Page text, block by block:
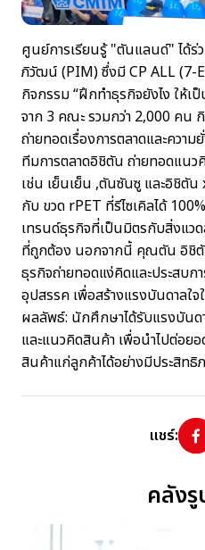
ศูนย์การเรียนรู้ "ตันแลนด์" ได้
ภิวัฒน์ (PIM) ซึ่งมี CP ALL
กิจกรรม “ฝึกทำธุรกิจยังไง ให้เ
จาก 3 คณะ รวมกว่า 2,000 คน
ถ่ายทอดเรื่องการตลาดและควา
ทีมการตลาดอิชิตัน ถ่ายทอดแน
เช่น เย็นเย็น ,ตันซันซู และอิชิตัน
กับ ขวด rPET ที่รีไซเคิลได้
เทรนด์ธุรกิจที่เป็นมิตรกับสิ่งแว
ที่ถูกต้อง นอกจากนี้ คุณตัน อิชิตั
ธุรกิจถ่ายทอดแง่คิดและประสบก
อุปสรรค เพื่อสร้างแรงบันดาลใ
ผลลัพธ์: นักศึกษาได้รับแรงบันด
และแนวคิดสินค้า เพื่อนำไปต่อย
สินค้าแก่ลูกค้าได้อย่างมีประสิทธิ
แชร์:
คลัง